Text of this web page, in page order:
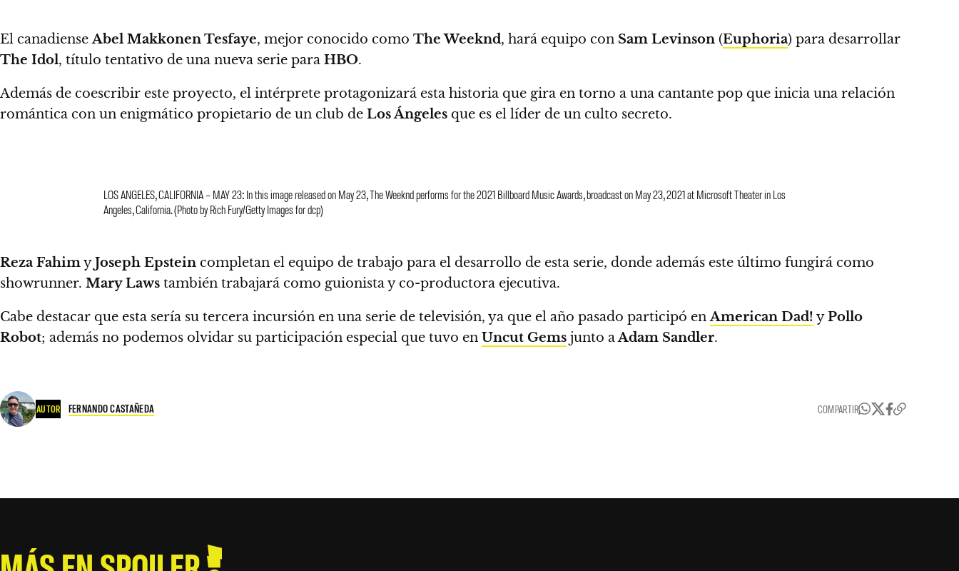
El canadienseAbel Makkonen Tesfaye, mejor conocido como The Weeknd, hará equipo con Sam Levinson (Euphoria) para desarrollar
The Idol, título tentativo de una nueva serie para HBO.
Además de coescribir este proyecto, el intérprete protagonizará esta historia que gira en torno a una cantante pop que inicia una relación
romántica con un enigmático propietario de un club de Los Ángeles que es el líder de un culto secreto.
LOS ANGELES, CALIFORNIA – MAY 23: In this image released on May 23, The Weeknd performs for the 2021 Billboard Music Awards, broadcast on May 23, 2021 at Microsoft Theater in Los
Angeles, California. (Photo by Rich Fury/Getty Images for dcp)
Reza FahimyJoseph Epstein completan el equipo de trabajo para el desarrollo de esta serie, donde además este último fungirá como
showrunner. Mary Laws también trabajará como guionista y co-productora ejecutiva.
Cabe destacar que esta sería su tercera incursión en una serie de televisión, ya que el año pasado participó enAmerican Dad! yPollo
Robot; además no podemos olvidar su participación especial que tuvo en Uncut Gems junto aAdam Sandler.
AUTOR FERNANDO CASTAÑEDA COMPARTIR